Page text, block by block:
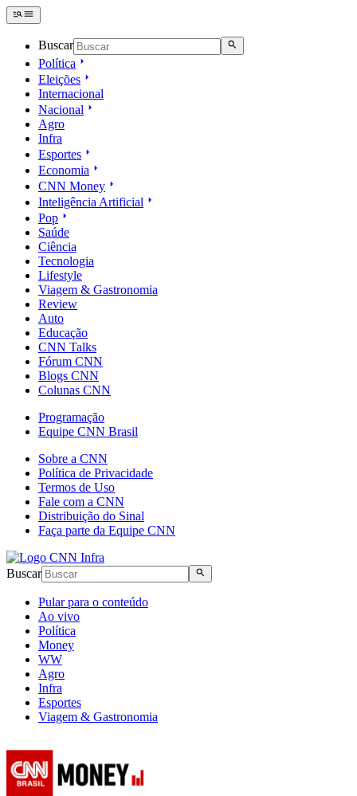
Buscar
Política
Eleições
Internacional
Nacional
Agro
Infra
Esportes
Economia
CNN Money
Inteligência Artificial
Pop
Saúde
Ciência
Tecnologia
Lifestyle
Viagem & Gastronomia
Review
Auto
Educação
CNN Talks
Fórum CNN
Blogs CNN
Colunas CNN
Programação
Equipe CNN Brasil
Sobre a CNN
Política de Privacidade
Termos de Uso
Fale com a CNN
Distribuição do Sinal
Faça parte da Equipe CNN
Buscar
Pular para o conteúdo
Ao vivo
Política
Money
WW
Agro
Infra
Esportes
Viagem & Gastronomia